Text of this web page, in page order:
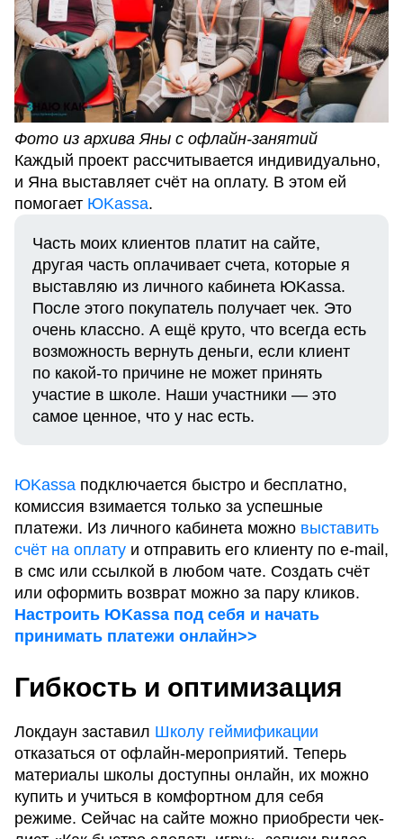
Фото из архива Яны с офлайн-занятий
Каждый проект рассчитывается индивидуально,
и Яна выставляет счёт на оплату. В этом ей
помогает ЮKassa.
Часть моих клиентов платит на сайте,
другая часть оплачивает счета, которые я
выставляю из личного кабинета ЮKassa.
После этого покупатель получает чек. Это
очень классно. А ещё круто, что всегда есть
возможность вернуть деньги, если клиент
по какой-то причине не может принять
участие в школе. Наши участники — это
самое ценное, что у нас есть.
ЮKassa подключается быстро и бесплатно,
комиссия взимается только за успешные
платежи. Из личного кабинета можно выставить
счёт на оплату и отправить его клиенту по e-mail,
в смс или ссылкой в любом чате. Создать счёт
или оформить возврат можно за пару кликов.
Настроить ЮKassa под себя и начать
принимать платежи онлайн>>
Гибкость и оптимизация
Локдаун заставил Школу геймификации
отказаться от офлайн-мероприятий. Теперь
материалы школы доступны онлайн, их можно
купить и учиться в комфортном для себя
режиме. Сейчас на сайте можно приобрести чек-